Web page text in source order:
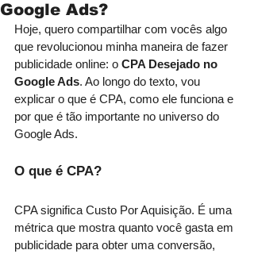
Google Ads?
Hoje, quero compartilhar com vocês algo
que revolucionou minha maneira de fazer
publicidade online: o CPA Desejado no
Google Ads. Ao longo do texto, vou
explicar o que é CPA, como ele funciona e
por que é tão importante no universo do
Google Ads.
O que é CPA?
CPA significa Custo Por Aquisição. É uma
métrica que mostra quanto você gasta em
publicidade para obter uma conversão,